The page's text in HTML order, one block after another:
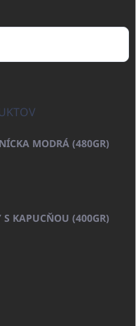
MODRÁ (480GR)
S KAPUCŇOU (400GR)